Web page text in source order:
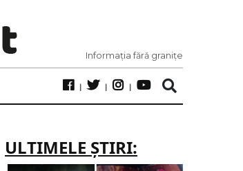
Informația fără granițe
ULTIMELE ȘTIRI: